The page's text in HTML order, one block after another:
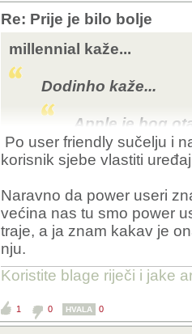
Re: Prije je bilo bolje
millennial kaže...
Dodinho kaže...
Apple je bog
može za neuke
Android) po ovom
Po user friendly sučelju i
korisnik sjebe vlastiti
Naravno da power useri
većina nas tu smo power
traje, a ja znam kakav je
nju.
Koristite blage riječi i jake
1 0 HVALA 0